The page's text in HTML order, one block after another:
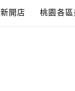
新開店 桃園各區